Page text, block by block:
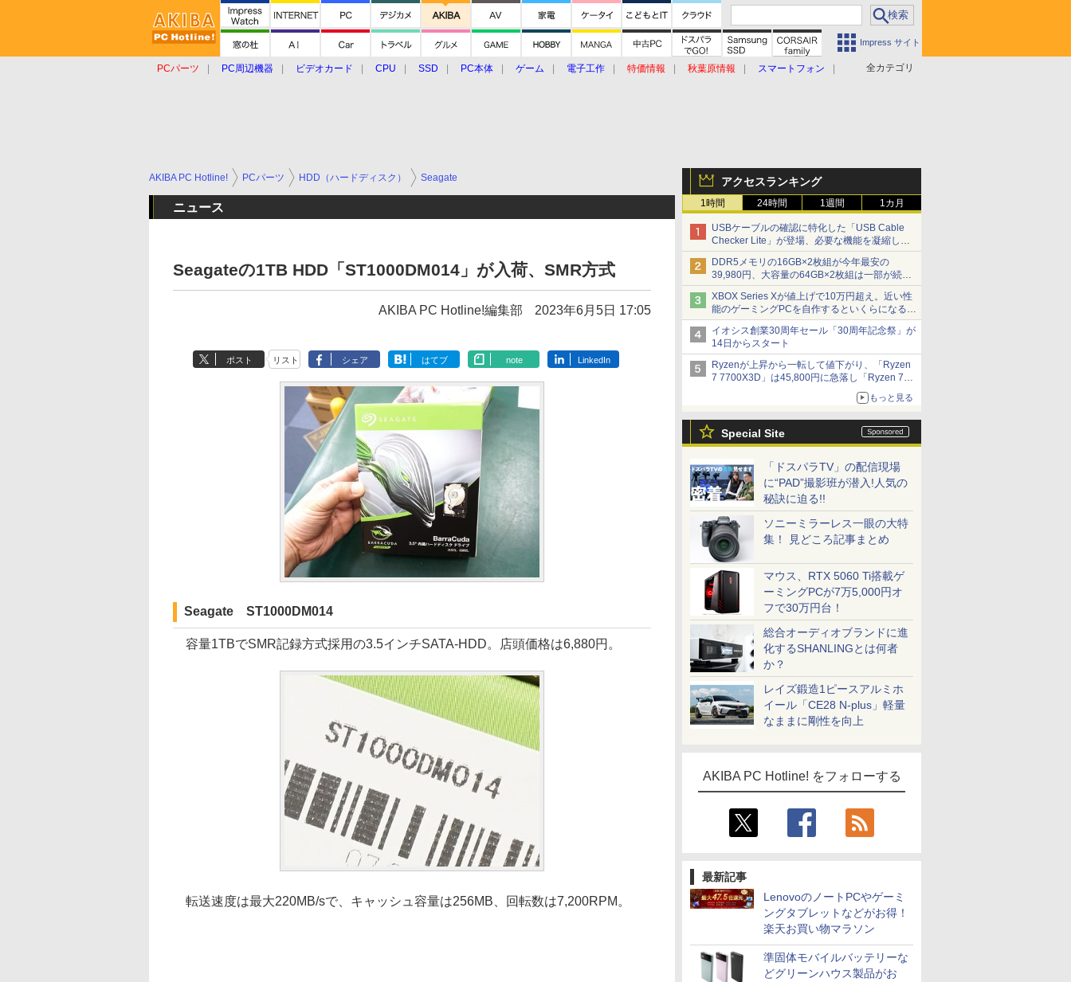
Impress サイト
全カテゴリ
PCパーツ PC周辺機器 ビデオカード CPU SSD PC本体 ゲーム 電子工作 特価情報 秋葉原情報
スマートフォン
アクセスランキング
1時間 24時間 1週間 1カ月
USBケーブルの確認に特化した「USB Cable
Checker Lite」が登場、必要な機能を凝縮しコ
ンパクトに 7日発売
DDR5メモリの16GB×2枚組が今年最安の
39,980円、大容量の64GB×2枚組は一部が続騰
[8月前半のメモリ価格]
XBOX Series Xが値上げで10万円超え。近い性
能のゲーミングPCを自作するといくらになる？
【石田賀津男の『酒の肴にPCゲーム』】
イオシス創業30周年セール「30周年記念祭」が
14日からスタート
Ryzenが上昇から一転して値下がり、「Ryzen
7 7700X3D」は45,800円に急落し「Ryzen 7
7800X3D」との価格逆転解消 [8月前半のCPU
もっと見る
Special Site
「ドスパラTV」の配信現場
に“PAD”撮影班が潜入!人気の
秘訣に迫る!!
ソニーミラーレス一眼の大特
集！ 見どころ記事まとめ
マウス、RTX 5060 Ti搭載ゲ
ーミングPCが7万5,000円オ
フで30万円台！
総合オーディオブランドに進
化するSHANLINGとは何者
か？
レイズ鍛造1ピースアルミホ
イール「CE28 N-plus」軽量
なままに剛性を向上
AKIBA PC Hotline! をフォローする
最新記事
LenovoのノートPCやゲーミ
ングタブレットなどがお得！
楽天お買い物マラソン
準固体モバイルバッテリーな
どグリーンハウス製品がお
AKIBA PC Hotline! PCパーツ HDD（ハードディスク） Seagate
ニュース
Seagateの1TB HDD「ST1000DM014」が入荷、SMR方式
AKIBA PC Hotline!編集部 2023年6月5日 17:05
ポスト リスト シェア はてブ note LinkedIn
Seagate ST1000DM014
容量1TBでSMR記録方式採用の3.5インチSATA-HDD。店頭価格は6,880円。
転送速度は最大220MB/sで、キャッシュ容量は256MB、回転数は7,200RPM。